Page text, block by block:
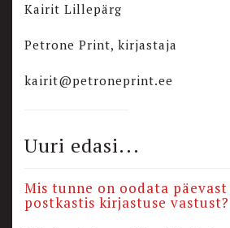
Kairit Lillepärg
Petrone Print, kirjastaja
kairit@petroneprint.ee
Uuri edasi...
Mis tunne on oodata päevast
postkastis kirjastuse vastust?